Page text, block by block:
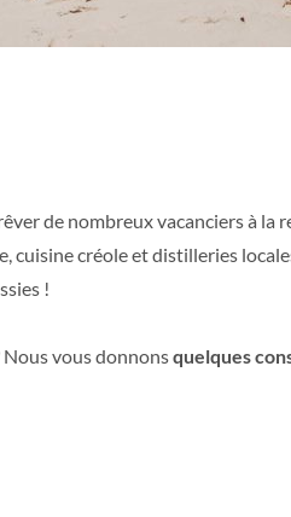
de nombreux vacanciers à la
cuisine créole et distilleries
!
Nous vous donnonsquelques